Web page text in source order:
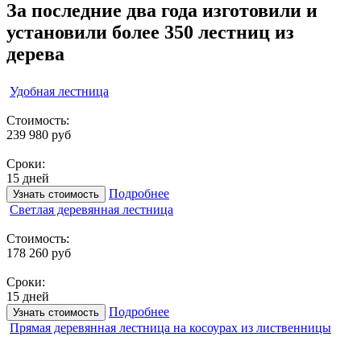
За последние два года изготовили и
установили более 350 лестниц из
дерева
Удобная лестница
Стоимость:
239 980 руб
Сроки:
15 дней
Узнать стоимость
Подробнее
Светлая деревянная лестница
Стоимость:
178 260 руб
Сроки:
15 дней
Узнать стоимость
Подробнее
Прямая деревянная лестница на косоурах из лиственницы